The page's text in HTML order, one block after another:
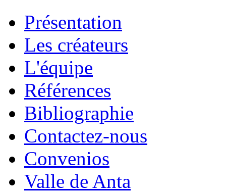
Présentation
Les créateurs
L'équipe
Références
Bibliographie
Contactez-nous
Convenios
Valle de Anta